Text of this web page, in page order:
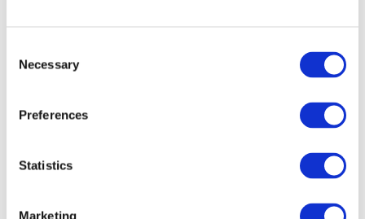
Selection
Necessary
Preferences
Statistics
Marketing
Jotta WordPress-sivut toimisivat tehokkaasti,
niiden
välimuisteista tai optimoinnista, sillä kotimainen
nimenomaan WordPressiä varten. Valitsemiemme
teknologioiden ja muiden teknisten ratkaisujen
maailmanluokan nopeutta ja vakautta
, eikä sinun